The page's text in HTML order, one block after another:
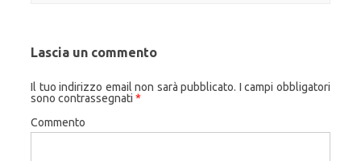
Lascia un commento
Il tuo indirizzo email non sarà pubblicato. I campi obbligatori
sono contrassegnati *
Commento